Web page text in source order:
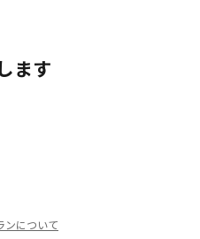
ます
ンについて